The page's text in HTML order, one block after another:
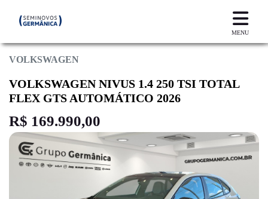
MENU
VOLKSWAGEN
VOLKSWAGEN NIVUS 1.4 250 TSI TOTAL
FLEX GTS AUTOMÁTICO 2026
R$ 169.990,00